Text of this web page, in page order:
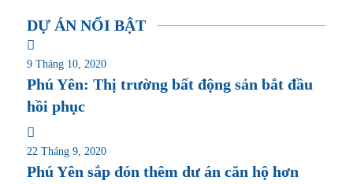
DỰ ÁN NỔI BẬT
9 Tháng 10, 2020
Phú Yên: Thị trường bất động sản bắt đầu
hồi phục
22 Tháng 9, 2020
Phú Yên sắp đón thêm dư án căn hộ hơn